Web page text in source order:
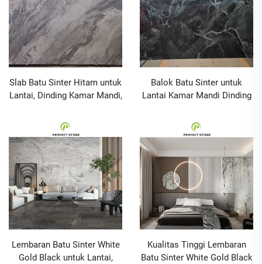
Slab Batu Sinter Hitam untuk
Lantai, Dinding Kamar Mandi,
Balok Batu Sinter untuk
Lantai Kamar Mandi Dinding
Lembaran Batu Sinter White
Gold Black untuk Lantai,
Kualitas Tinggi Lembaran
Batu Sinter White Gold Black